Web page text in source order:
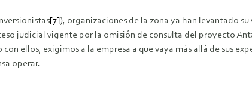
[7]), organizaciones de la zona ya han levantado
judicial vigente por la omisión de consulta del proyecto
ellos, exigimos a la empresa a que vaya más allá de sus
operar.